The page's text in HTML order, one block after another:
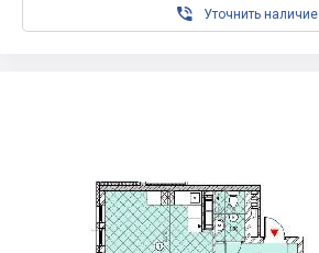
 Уточнить наличие